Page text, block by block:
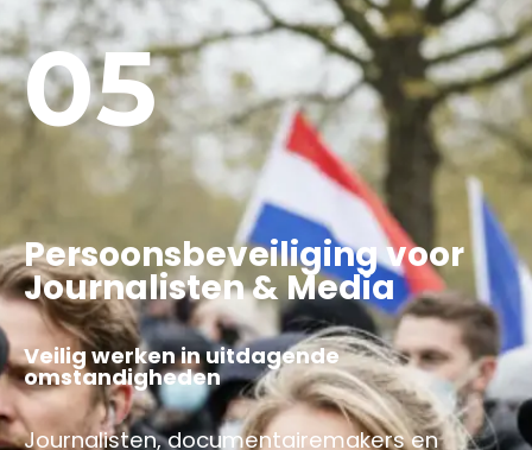
05
Persoonsbeveiliging voor
Journalisten & Media
Veilig werken in uitdagende
omstandigheden
Journalisten, documentairemakers en